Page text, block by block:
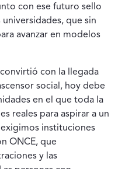
con ese futuro sello
que sin
avanzar en modelos
con la llegada
social, hoy debe
en el que toda la
reales para aspirar a un
ins­tituciones
ONCE, que
y las